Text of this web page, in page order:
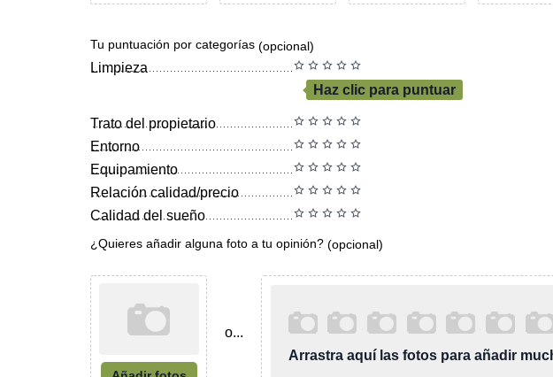
Tu puntuación por categorías (opcional)
Limpieza
Haz clic para puntuar
Trato del propietario
Entorno
Equipamiento
Relación calidad/precio
Calidad del sueño
¿Quieres añadir alguna foto a tu opinión? (opcional)
o...
Arrastra aquí las fotos para añadir